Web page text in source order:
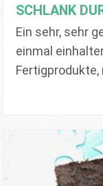
SCHLANK
Ein sehr, sehr
einmal
Fertigprodukte,